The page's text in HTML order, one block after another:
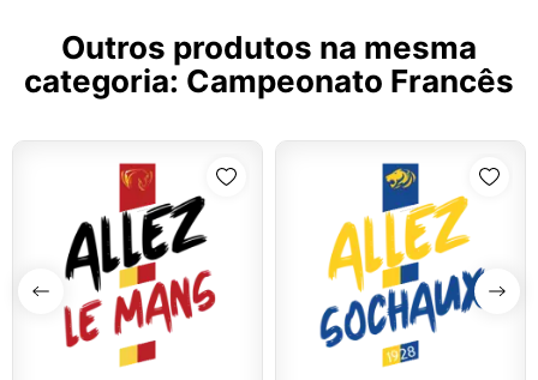
Outros produtos na mesma
categoria: Campeonato Francês